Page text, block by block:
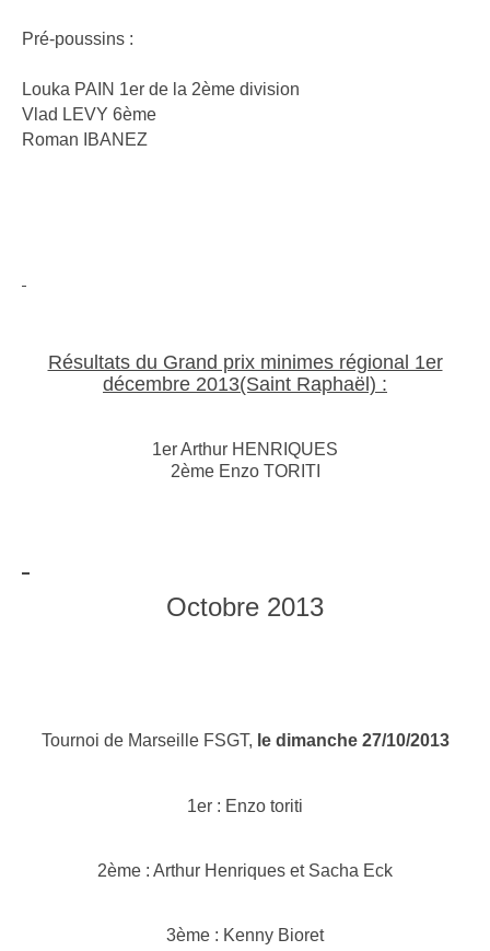
Pré-poussins :
Louka PAIN 1er de la 2ème division
Vlad LEVY 6ème
Roman IBANEZ
Résultats du Grand prix minimes régional 1er
décembre 2013(Saint Raphaël) :
1er Arthur HENRIQUES
2ème Enzo TORITI
Octobre 2013
Tournoi de Marseille FSGT, le dimanche 27/10/2013
1er : Enzo toriti
2ème : Arthur Henriques et Sacha Eck
3ème : Kenny Bioret